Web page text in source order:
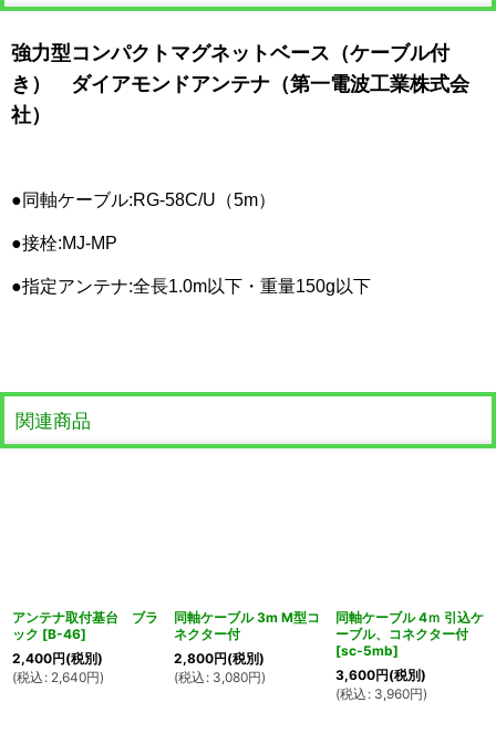
強力型コンパクトマグネットベース（ケーブル付
き） ダイアモンドアンテナ（第一電波工業株式会
社）
●同軸ケーブル:RG-58C/U（5m）
●接栓:MJ-MP
●指定アンテナ:全長1.0m以下・重量150g以下
関連商品
アンテナ取付基台 ブラ
ック [B-46]
2,400円(税別)
(税込 : 2,640円)
同軸ケーブル 3m M型コ
ネクター付
2,800円(税別)
(税込 : 3,080円)
同軸ケーブル 4ｍ 引込ケ
ーブル、コネクター付
[sc-5mb]
3,600円(税別)
(税込 : 3,960円)